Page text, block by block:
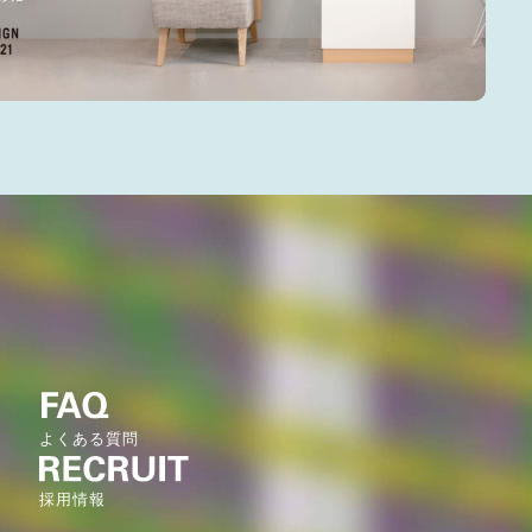
よくある質問
採用情報